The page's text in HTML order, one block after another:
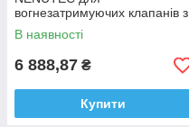
вогнезатримуючих клапанів з
термодатчиком 3Nm 24v
В наявності
6 888,87 ₴
Купити